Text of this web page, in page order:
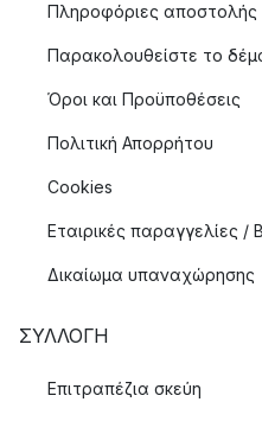
Πληροφόριες αποστολής
Παρακολουθείστε το
Όροι και Προϋποθέσεις
Πολιτική Απορρήτου
Cookies
Εταιρικές παραγγελίες /
Δικαίωμα υπαναχώρησης
ΣΥΛΛΟΓΉ
Επιτραπέζια σκεύη